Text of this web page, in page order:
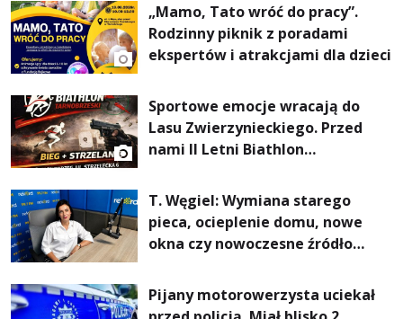
„Mamo, Tato wróć do pracy”.
Rodzinny piknik z poradami
ekspertów i atrakcjami dla dzieci
Sportowe emocje wracają do
Lasu Zwierzynieckiego. Przed
nami II Letni Biathlon
T. Węgiel: Wymiana starego
pieca, ocieplenie domu, nowe
okna czy nowoczesne źródło
rachunki za energię, lepszy
komfort życia i... czystsze
Pijany motorowerzysta uciekał